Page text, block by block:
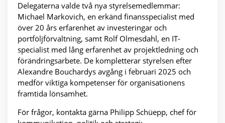
Delegaterna valde två nya styrelsemedlemmar:
Michael Markovich, en erkänd finansspecialist med
över 20 års erfarenhet av investeringar och
portföljförvaltning, samt Rolf Olmesdahl, en IT-
specialist med lång erfarenhet av projektledning och
förändringsarbete. De kompletterar styrelsen efter
Alexandre Bouchardys avgång i februari 2025 och
medför viktiga kompetenser för organisationens
framtida lönsamhet.
För frågor, kontakta gärna Philipp Schüepp, chef för